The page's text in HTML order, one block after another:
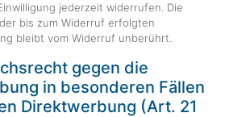
jederzeit widerrufen. Die
bis zum Widerruf erfolgten
bleibt vom Widerruf unberührt.
gegen die
in besonderen Fällen
Direktwerbung (Art. 21